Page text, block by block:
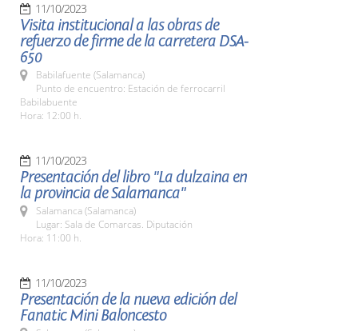
11/10/2023
Visita institucional a las obras de
refuerzo de firme de la carretera DSA-
650
Babilafuente (Salamanca)
Punto de encuentro: Estación de ferrocarril
Babilabuente
Hora: 12:00 h.
11/10/2023
Presentación del libro "La dulzaina en
la provincia de Salamanca"
Salamanca (Salamanca)
Lugar: Sala de Comarcas. Diputación
Hora: 11:00 h.
11/10/2023
Presentación de la nueva edición del
Fanatic Mini Baloncesto